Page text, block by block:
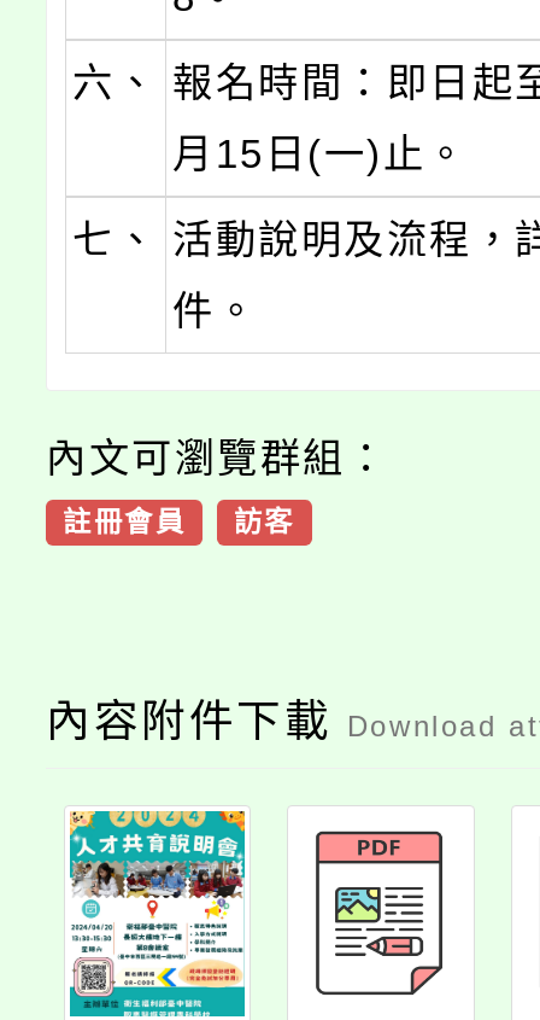
六、
報名時間：即日起
月15日(一)止。
七、
活動說明及流程，
件。
內文可瀏覽群組：
註冊會員 訪客
內容附件下載 Download